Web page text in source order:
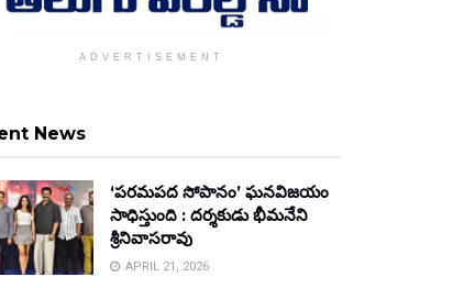
ADVERTISEMENT
News
‘పరమపద సోపానం’ ఘనవిజయం
సాధిస్తుంది : దర్శకుడు భీమనేని
శ్రీనివాసరావు
APRIL 21, 2026